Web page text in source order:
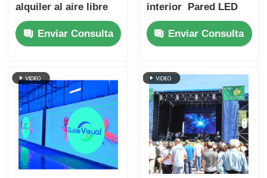
alquiler al aire libre
sin pantalla negra y
con alta actualización
Enviar Consulta
interior ️ Pared LED
de alquiler fiable para
distribuidores y
revendedores
Enviar Consulta